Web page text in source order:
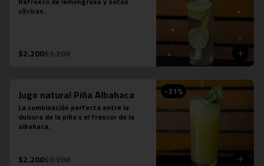
cítricas.
$2.200$3.200
-31%
Jugo natural Piña Albahaca
La combinación perfecta entre la
dulzura de la piña y el frescor de la
albahaca.
$2.200$3.200